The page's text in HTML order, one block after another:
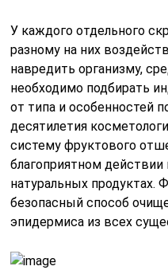
У каждого отдельного
разному на них
навредить организму,
необходимо подбирать
от типа и особенностей
десятилетия
систему фруктового
благоприятном
натуральных продуктах.
безопасный способ
эпидермиса из всех